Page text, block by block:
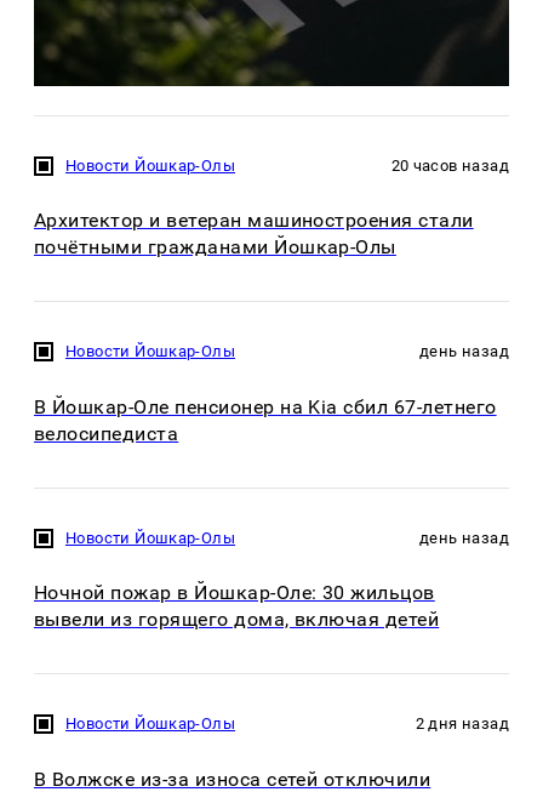
Новости Йошкар-Олы 20 часов назад
Архитектор и ветеран машиностроения стали
почётными гражданами Йошкар-Олы
Новости Йошкар-Олы день назад
В Йошкар-Оле пенсионер на Kia сбил 67-летнего
велосипедиста
Новости Йошкар-Олы день назад
Ночной пожар в Йошкар-Оле: 30 жильцов
вывели из горящего дома, включая детей
Новости Йошкар-Олы 2 дня назад
В Волжске из-за износа сетей отключили